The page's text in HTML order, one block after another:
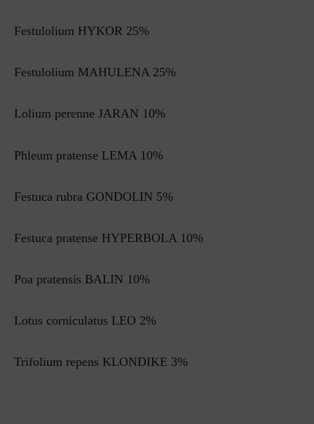
Festulolium HYKOR 25%
Festulolium MAHULENA 25%
Lolium perenne JARAN 10%
Phleum pratense LEMA 10%
Festuca rubra GONDOLIN 5%
Festuca pratense HYPERBOLA 10%
Poa pratensis BALIN 10%
Lotus corniculatus LEO 2%
Trifolium repens KLONDIKE 3%